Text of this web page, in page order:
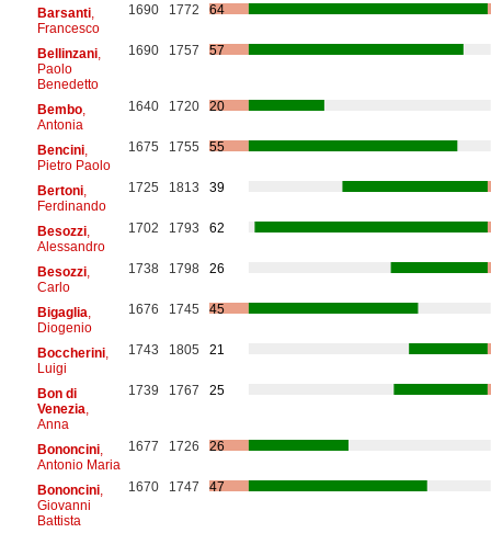
Barsanti,
Francesco
1690 1772 64
Bellinzani,
Paolo
Benedetto
1690 1757 57
Bembo,
Antonia
1640 1720 20
Bencini,
Pietro Paolo
1675 1755 55
Bertoni,
Ferdinando
1725 1813 39
Besozzi,
Alessandro
1702 1793 62
Besozzi,
Carlo
1738 1798 26
Bigaglia
Diogenio
1676 1745 45
Boccherini,
Luigi
1743 1805 21
Bon di
Venezia
Anna
1739 1767 25
Bononcini,
Antonio Maria
1677 1726 26
Bononcini,
Giovanni
Battista
1670 1747 47